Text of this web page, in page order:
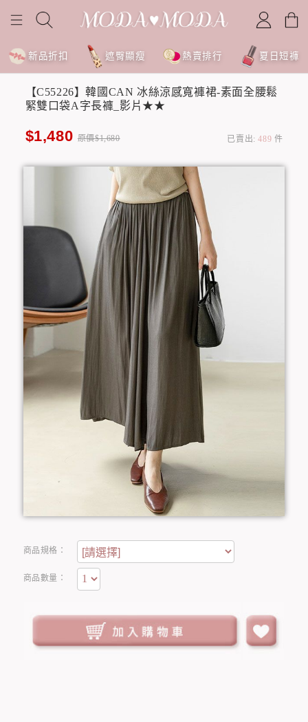
新品折扣 遮臀顯瘦 熱賣排行 夏日短褲
【C55226】韓國CAN 冰絲涼感寬褲裙-素面全腰鬆
緊雙口袋A字長褲_影片★★
$1,480 原價$1,680 已賣出:489 件
商品規格：
商品數量：